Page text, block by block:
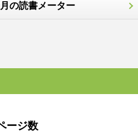
の読書メーター
ージ数